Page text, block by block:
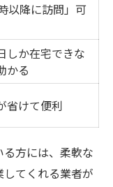
以降に訪問」可
しか在宅できな
かる
省けて便利
方には、柔軟な
てくれる業者が